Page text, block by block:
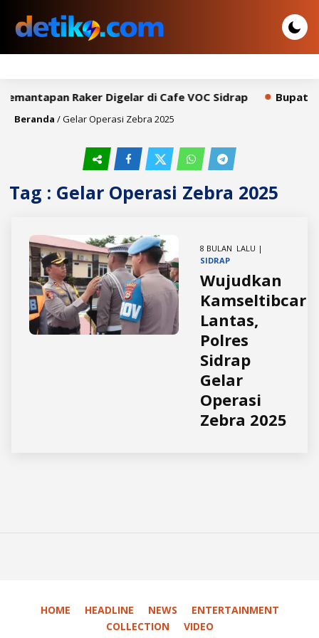
Raker Digelar di Cafe VOC Sidrap Bupati
Beranda /Gelar Operasi Zebra 2025
Tag : Gelar Operasi Zebra 2025
8 BULAN LALU |
SIDRAP
Wujudkan
Kamseltibcar
Lantas,
Polres
Sidrap
Gelar
Operasi
Zebra 2025
HOME HEADLINE NEWS
ENTERTAINMENT
COLLECTION
VIDEO